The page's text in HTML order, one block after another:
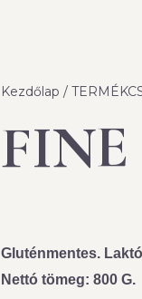
Kezdőlap /
Gluténmentes.
Nettó tömeg: 800 G.